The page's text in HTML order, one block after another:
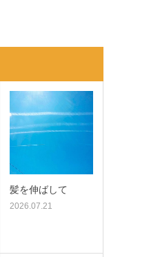
髪を伸ばして
2026.07.21